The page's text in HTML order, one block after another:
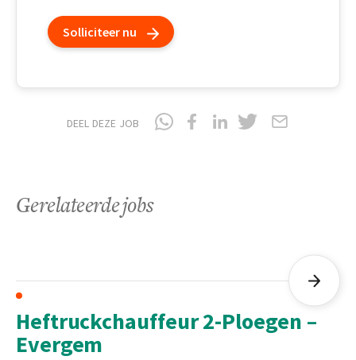
Solliciteer nu
DEEL DEZE JOB
Gerelateerde jobs
Heftruckchauffeur 2-Ploegen –
Evergem